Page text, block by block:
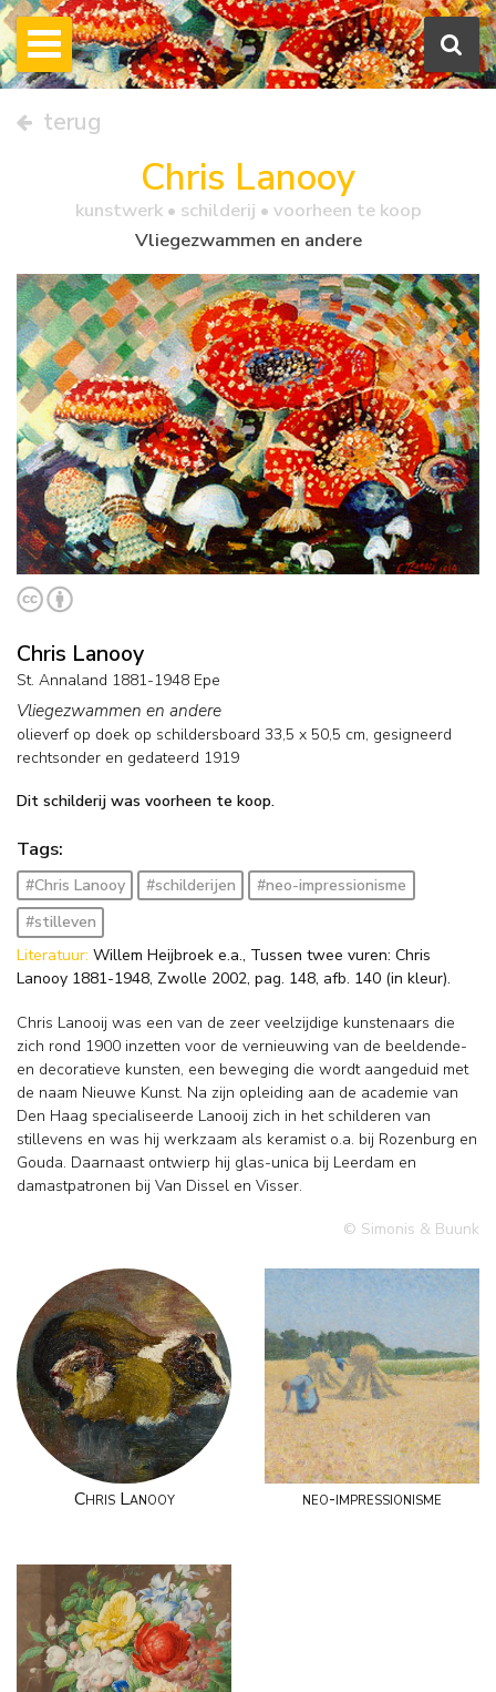
terug
Chris Lanooy
kunstwerk • schilderij • voorheen te koop
Vliegezwammen en andere
Chris Lanooy
St. Annaland 1881-1948 Epe
Vliegezwammen en andere
olieverf op doek op schildersboard 33,5 x 50,5 cm, gesigneerd
rechtsonder en gedateerd 1919
Dit schilderij was voorheen te koop.
Tags:
#Chris Lanooy #schilderijen
#neo-impressionisme
#stilleven
Literatuur: Willem Heijbroek e.a., Tussen twee vuren: Chris
Lanooy 1881-1948, Zwolle 2002, pag. 148, afb. 140 (in kleur).
Chris Lanooij was een van de zeer veelzijdige kunstenaars die
zich rond 1900 inzetten voor de vernieuwing van de beeldende-
en decoratieve kunsten, een beweging die wordt aangeduid met
de naam Nieuwe Kunst. Na zijn opleiding aan de academie van
Den Haag specialiseerde Lanooij zich in het schilderen van
stillevens en was hij werkzaam als keramist o.a. bij Rozenburg en
Gouda. Daarnaast ontwierp hij glas-unica bij Leerdam en
damastpatronen bij Van Dissel en Visser.
© Simonis & Buunk
Chris Lanooy neo-impressionisme